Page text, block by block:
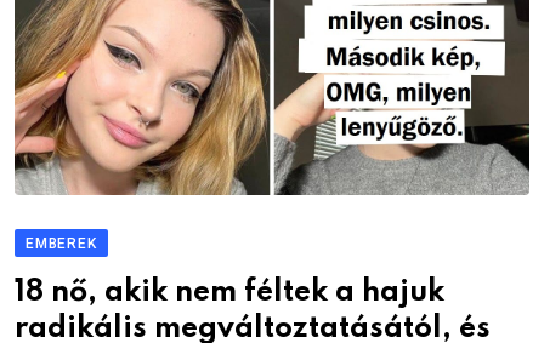
EMBEREK
18 nő, akik nem féltek a hajuk
radikális megváltoztatásától, és